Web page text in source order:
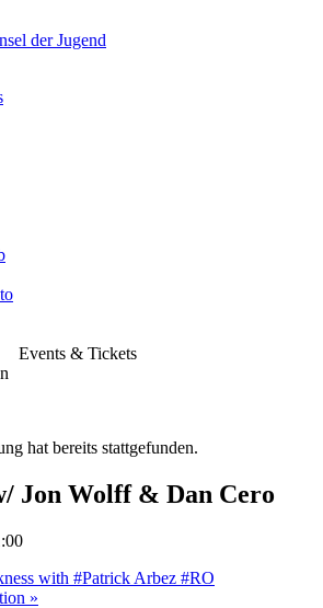
Events & Tickets
hat bereits stattgefunden.
Jon Wolff & Dan Cero
with #Patrick Arbez #RO
»